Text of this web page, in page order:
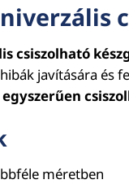
csiszolható
javítására és
méretben